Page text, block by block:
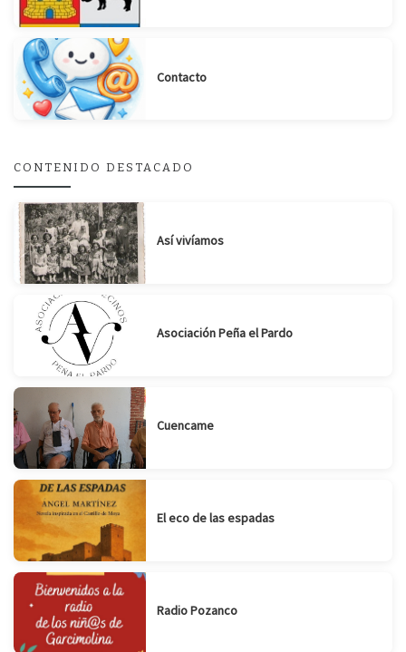
Contacto
CONTENIDO DESTACADO
Así vivíamos
Asociación Peña el Pardo
Cuencame
El eco de las espadas
Radio Pozanco